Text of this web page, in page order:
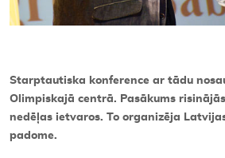
Starptautiska konference ar tādu
Olimpiskajā centrā. Pasākums
nedēļas ietvaros. To organizēja
padome.